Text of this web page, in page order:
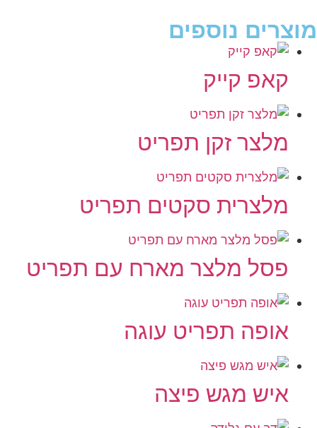
מוצרים נוספים
קאפ קייק
מלצר זקן תפריט
מלצרית סקטים תפריט
פסל מלצר מארח עם תפריט
אופה תפריט עוגה
איש מגש פיצה